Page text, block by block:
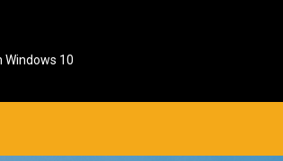
Windows 10